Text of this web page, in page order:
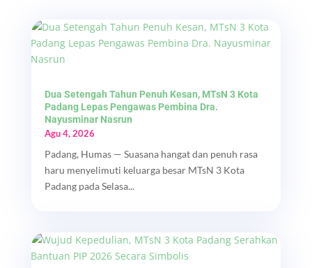
Dua Setengah Tahun Penuh Kesan, MTsN 3 Kota
Padang Lepas Pengawas Pembina Dra.
Nayusminar Nasrun
Agu 4, 2026
Padang, Humas — Suasana hangat dan penuh rasa
haru menyelimuti keluarga besar MTsN 3 Kota
Padang pada Selasa...